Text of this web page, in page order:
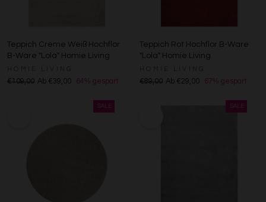
Teppich Creme Weiß Hochflor
B-Ware "Lola" Homie Living
€109,00 Ab €39,00 64% gespart
Teppich Rot Hochflor B-Ware
"Lola" Homie Living
€89,00 Ab €29,00 67% gespart